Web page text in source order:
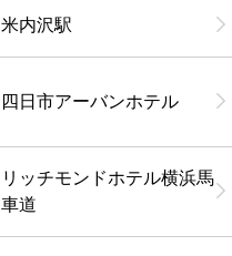
米内沢駅
四日市アーバンホテル
リッチモンドホテル横浜馬
車道